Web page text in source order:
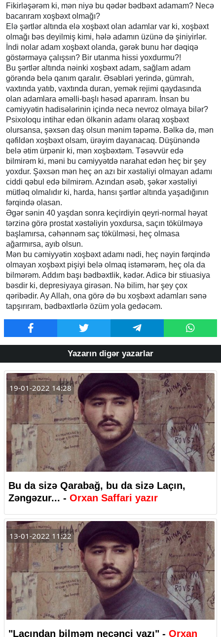
Fikirləşərəm ki, mən niyə bu qədər bədbəxt adamam? Necə
bacarıram xoşbəxt olmağı?
Elə şərtlər altında elə xoşbəxt olan adamlar var ki, xoşbəxt
olmağı bəs deyilmiş kimi, hələ adamın üzünə də şiniyirlər.
İndi nolar adam xoşbəxt olanda, gərək bunu hər dəqiqə
göstərməyə çalışsın? Bir utanma hissi yoxdurmu?!
Bu şərtlər altında nəinki xoşbəxt adam, sağlam adam
görəndə belə qanım qaralır. Əsəbləri yerində, gümrah,
vaxtında yatıb, vaxtında duran, yemək rejimi qaydasında
olan adamlara əməlli-başlı həsəd aparıram. İnsan bu
cəmiyyətin hadisələrinin içində necə nevroz olmaya bilər?
Psixoloqu intihar edən ölkənin adamı olaraq xoşbəxt
olursansa, şəxsən daş olsun mənim təpəmə. Bəlkə də, mən
qəfildən xoşbəxt olsam, ürəyim dayanacaq. Düşünəndə
belə ətim ürpənir ki, mən xoşbəxtəm. Təsəvvür edə
bilmirəm ki, məni bu cəmiyyətdə narahat edən heç bir şey
yoxdur. Şəxsən mən heç ən azı bir xəstəliyi olmayan adamı
ciddi qəbul edə bilmirəm. Azından əsəb, şəkər xəstəliyi
mütləq olmalıdır ki, harda, hansı şərtlər altında yaşadığının
fərqində olasan.
Əgər sənin 40 yaşdan sonra keçirdiyin qeyri-normal həyat
tərzinə görə prostat xəstəliyin yoxdursa, saçın tökülməyə
başlamırsa, cəhənnəm saç tökülməsi, heç olmasa
ağarmırsa, ayıb olsun.
Mən bu cəmiyyətin xoşbəxt adamı nədi, heç nəyin fərqində
olmayan xoşbəxt pişiyi belə olmaq istəmərəm, heç ola da
bilmərəm. Addım başı bədbəxtlik, kədər. Adicə bir stiuasiya
bəsdir ki, depresiyaya girəsən. Nə bilim, hər şey çox
qəribədir. Ay Allah, ona görə də bu xoşbəxt adamları sənə
tapşırıram, bədbəxtlərlə özüm yola gedəcəm.
Yazarın digər yazarlar
19-01-2022 14:28
Bu da sizə Qarabağ, bu da sizə Laçın,
Zəngəzur... - Orxan Saffari yazır
13-01-2022 11:22
"Laçından bilməm neçənci yazı" - Orxan